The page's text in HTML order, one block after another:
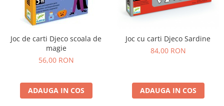
Joc de carti Djeco scoala de
magie
56,00 RON
ADAUGA IN COS
Joc cu carti Djeco Sardine
84,00 RON
ADAUGA IN COS